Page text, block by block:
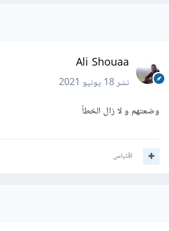
Ali Shouaa
نشر18 يونيو 2021
وضعتهم و لا زال الخطأ
اقتباس